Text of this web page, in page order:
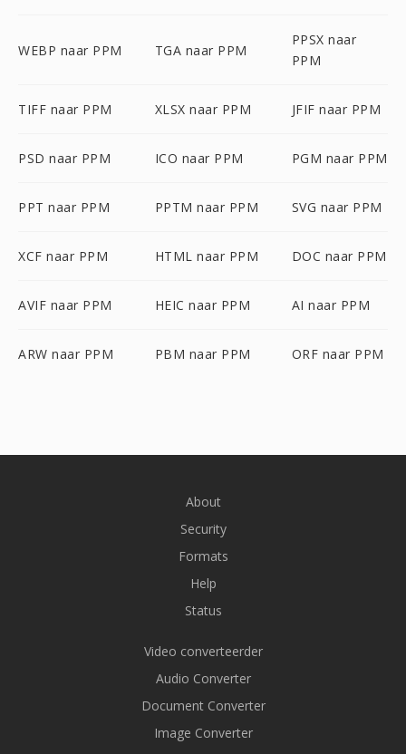
WEBP naar PPM TGA naar PPM
PPSX naar
PPM
TIFF naar PPM XLSX naar PPM JFIF naar PPM
PSD naar PPM ICO naar PPM PGM naar PPM
PPT naar PPM PPTM naar PPM SVG naar PPM
XCF naar PPM HTML naar PPM DOC naar PPM
AVIF naar PPM HEIC naar PPM AI naar PPM
ARW naar PPM PBM naar PPM ORF naar PPM
About
Security
Formats
Help
Status
Video converteerder
Audio Converter
Document Converter
Image Converter